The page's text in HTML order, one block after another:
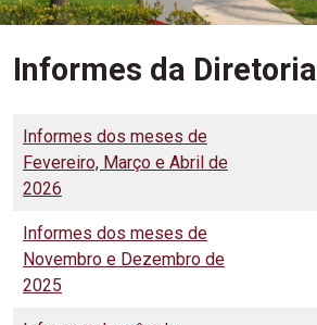
Informes da Diretoria
Informes dos meses de
Fevereiro, Março e Abril de
2026
Informes dos meses de
Novembro e Dezembro de
2025